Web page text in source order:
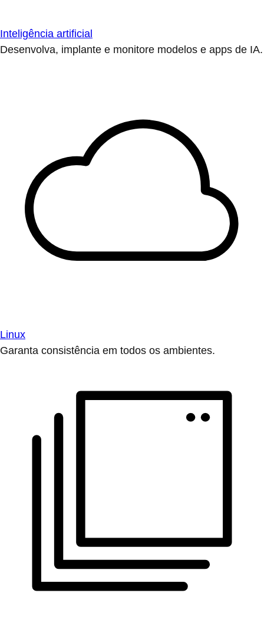
Inteligência artificial
Desenvolva, implante e monitore modelos e apps de IA.
Linux
Garanta consistência em todos os ambientes.